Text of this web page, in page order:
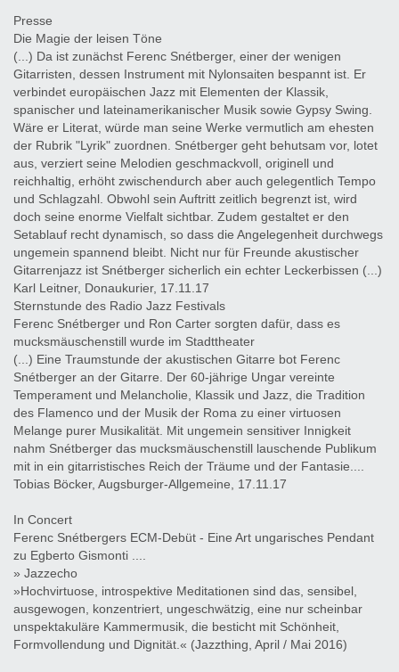
Presse
Die Magie der leisen Töne
(...) Da ist zunächst Ferenc Snétberger, einer der wenigen
Gitarristen, dessen Instrument mit Nylonsaiten bespannt ist. Er
verbindet europäischen Jazz mit Elementen der Klassik,
spanischer und lateinamerikanischer Musik sowie Gypsy Swing.
Wäre er Literat, würde man seine Werke vermutlich am ehesten
der Rubrik "Lyrik" zuordnen. Snétberger geht behutsam vor, lotet
aus, verziert seine Melodien geschmackvoll, originell und
reichhaltig, erhöht zwischendurch aber auch gelegentlich Tempo
und Schlagzahl. Obwohl sein Auftritt zeitlich begrenzt ist, wird
doch seine enorme Vielfalt sichtbar. Zudem gestaltet er den
Setablauf recht dynamisch, so dass die Angelegenheit durchwegs
ungemein spannend bleibt. Nicht nur für Freunde akustischer
Gitarrenjazz ist Snétberger sicherlich ein echter Leckerbissen (...)
Karl Leitner, Donaukurier, 17.11.17
Sternstunde des Radio Jazz Festivals
Ferenc Snétberger und Ron Carter sorgten dafür, dass es
mucksmäuschenstill wurde im Stadttheater
(...) Eine Traumstunde der akustischen Gitarre bot Ferenc
Snétberger an der Gitarre. Der 60-jährige Ungar vereinte
Temperament und Melancholie, Klassik und Jazz, die Tradition
des Flamenco und der Musik der Roma zu einer virtuosen
Melange purer Musikalität. Mit ungemein sensitiver Innigkeit
nahm Snétberger das mucksmäuschenstill lauschende Publikum
mit in ein gitarristisches Reich der Träume und der Fantasie....
Tobias Böcker, Augsburger-Allgemeine, 17.11.17
In Concert
Ferenc Snétbergers ECM-Debüt - Eine Art ungarisches Pendant
zu Egberto Gismonti ....
» Jazzecho
»Hochvirtuose, introspektive Meditationen sind das, sensibel,
ausgewogen, konzentriert, ungeschwätzig, eine nur scheinbar
unspektakuläre Kammermusik, die besticht mit Schönheit,
Formvollendung und Dignität.« (Jazzthing, April / Mai 2016)